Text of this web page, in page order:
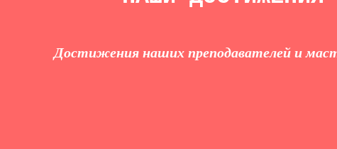
Достижения наших преподавателей и